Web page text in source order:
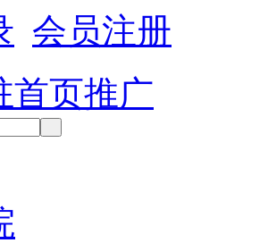
会员注册
首页推广